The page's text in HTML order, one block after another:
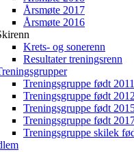
Årsmøte 2017
Årsmøte 2016
Krets- og sonerenn
Resultater treningsrenn
Treningsgruppe født
Treningsgruppe født
Treningsgruppe født
Treningsgruppe født
Treningsgruppe skilek